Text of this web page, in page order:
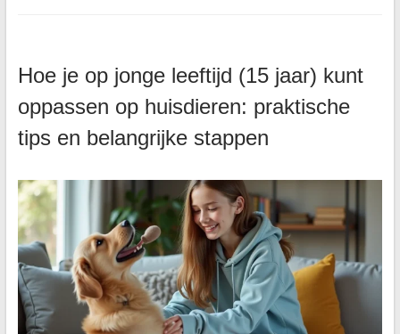
Hoe je op jonge leeftijd (15 jaar) kunt
oppassen op huisdieren: praktische
tips en belangrijke stappen